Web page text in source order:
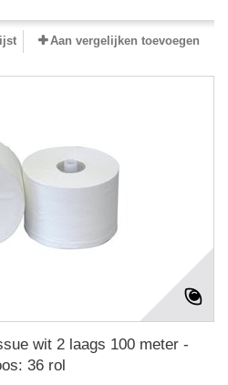
Aan vergelijken toevoegen
wit 2 laags 100 meter -
36 rol